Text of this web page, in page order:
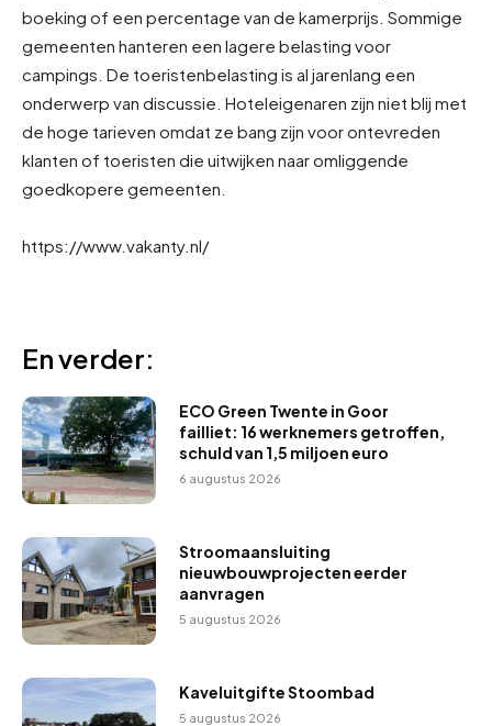
boeking of een percentage van de kamerprijs. Sommige
gemeenten hanteren een lagere belasting voor
campings. De toeristenbelasting is al jarenlang een
onderwerp van discussie. Hoteleigenaren zijn niet blij met
de hoge tarieven omdat ze bang zijn voor ontevreden
klanten of toeristen die uitwijken naar omliggende
goedkopere gemeenten.
https://www.vakanty.nl/
En verder:
ECO Green Twente in Goor
failliet: 16 werknemers getroffen,
schuld van 1,5 miljoen euro
6 augustus 2026
Stroomaansluiting
nieuwbouwprojecten eerder
aanvragen
5 augustus 2026
Kaveluitgifte Stoombad
5 augustus 2026